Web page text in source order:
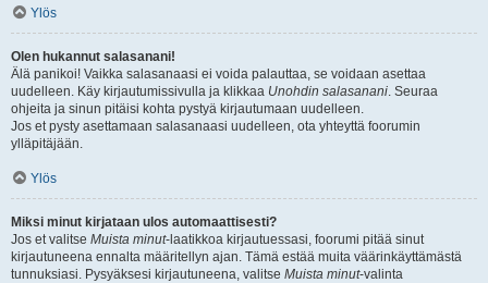
Ylös
Olen hukannut salasanani!
Älä panikoi! Vaikka salasanaasi ei voida palauttaa, se voidaan asettaa
uudelleen. Käy kirjautumissivulla ja klikkaa Unohdin salasanani. Seuraa
ohjeita ja sinun pitäisi kohta pystyä kirjautumaan uudelleen.
Jos et pysty asettamaan salasanaasi uudelleen, ota yhteyttä foorumin
ylläpitäjään.
Ylös
Miksi minut kirjataan ulos automaattisesti?
Jos et valitse Muista minut-laatikkoa kirjautuessasi, foorumi pitää sinut
kirjautuneena ennalta määritellyn ajan. Tämä estää muita väärinkäyttämästä
tunnuksiasi. Pysyäksesi kirjautuneena, valitse Muista minut-valinta